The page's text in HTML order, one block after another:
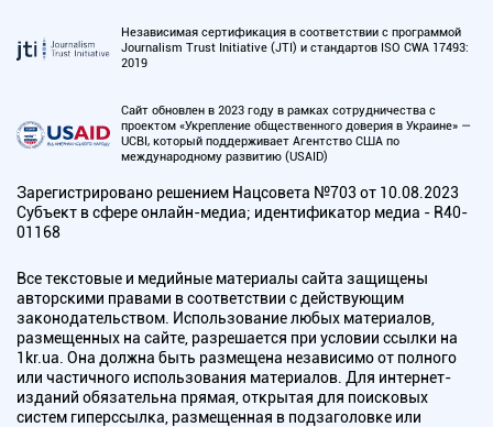
Независимая сертификация в соответствии с программой
Journalism Trust Initiative (JTI) и стандартов ISO CWA 17493:
2019
Сайт обновлен в 2023 году в рамках сотрудничества с
проектом «Укрепление общественного доверия в Украине» —
UCBI, который поддерживает Агентство США по
международному развитию (USAID)
Зарегистрировано решением Нацсовета №703 от 10.08.2023
Субъект в сфере онлайн-медиа; идентификатор медиа - R40-
01168
Все текстовые и медийные материалы сайта защищены
авторскими правами в соответствии с действующим
законодательством. Использование любых материалов,
размещенных на сайте, разрешается при условии ссылки на
1kr.ua. Она должна быть размещена независимо от полного
или частичного использования материалов. Для интернет-
изданий обязательна прямая, открытая для поисковых
систем гиперссылка, размещенная в подзаголовке или